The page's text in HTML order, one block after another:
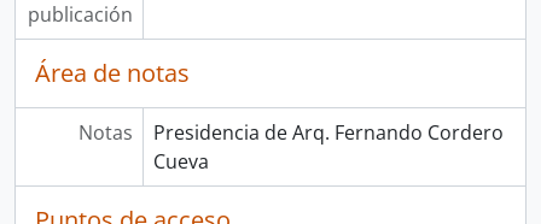
publicación
Área de notas
Notas
Presidencia de Arq. Fernando Cordero
Cueva